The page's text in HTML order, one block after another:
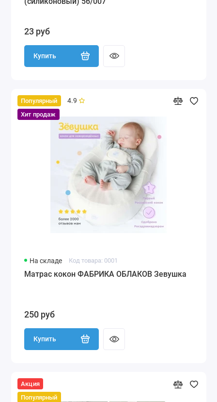
23 руб
Купить
Популярный
Хит продаж
4.9
На складе Код товара: 0001
Матрас кокон ФАБРИКА ОБЛАКОВ Зевушка
250 руб
Купить
Акция
Популярный